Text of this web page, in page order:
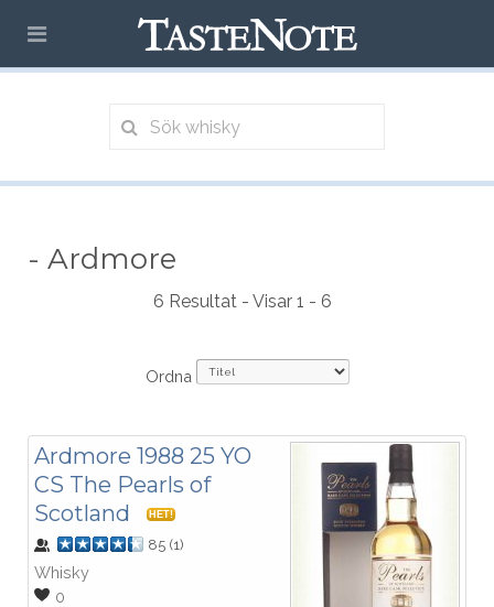
- Ardmore
6 Resultat - Visar 1 - 6
Ordna
Ardmore 1988 25 YO
CS The Pearls of
Scotland
HET!
85 (1)
Whisky
0